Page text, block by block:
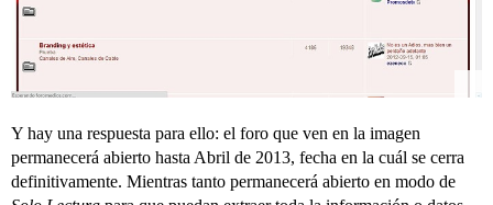
Y hay una respuesta para ello: el foro que ven en la imagen
permanecerá abierto hasta Abril de 2013, fecha en la cuál se cerra
definitivamente. Mientras tanto permanecerá abierto en modo de